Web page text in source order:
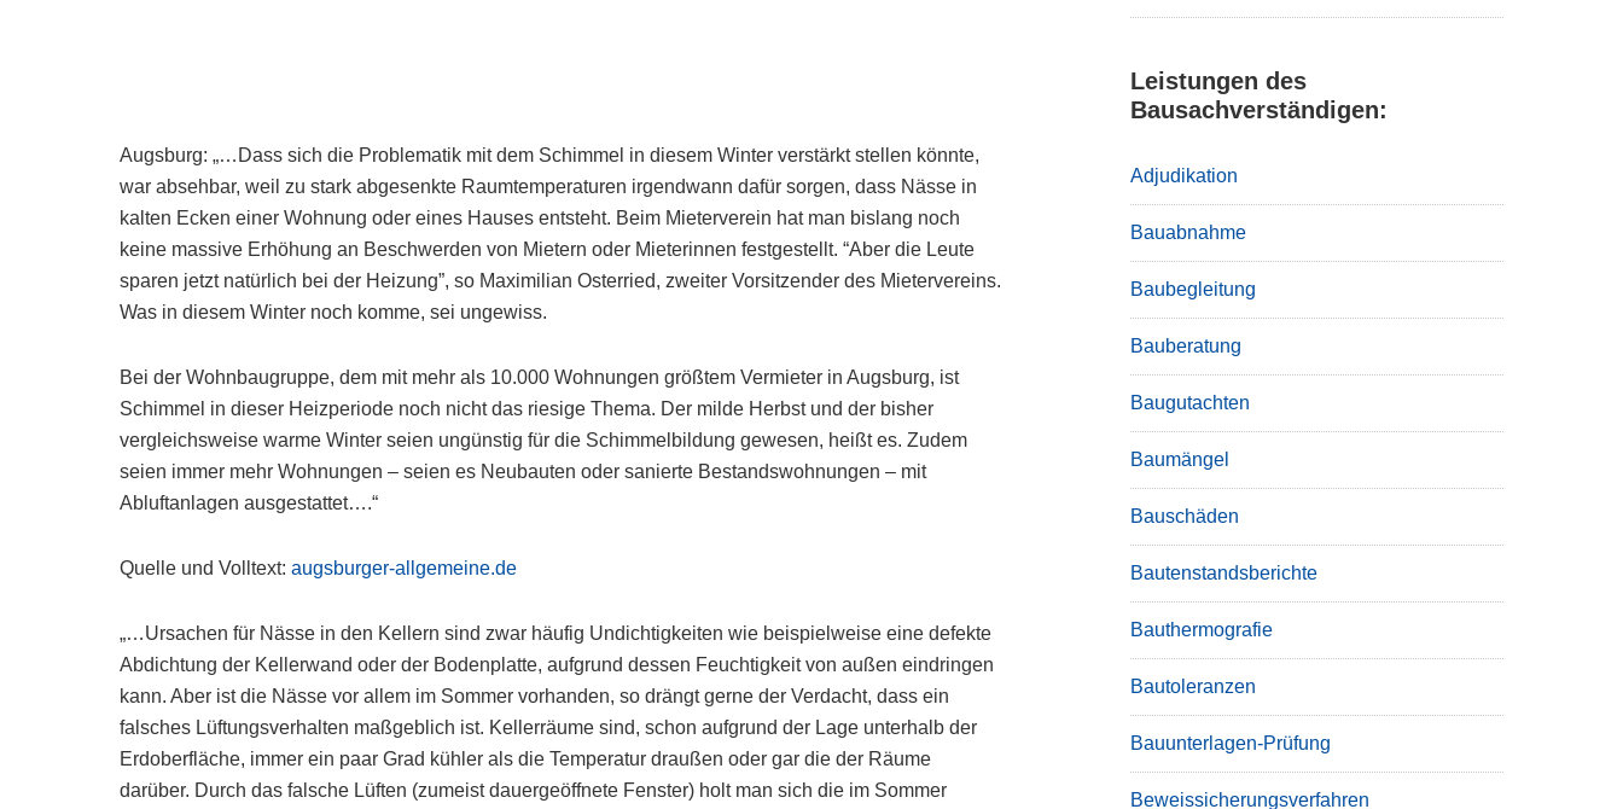
Augsburg: „…Dass sich die Problematik mit dem Schimmel in diesem Winter verstärkt stellen könnte,
war absehbar, weil zu stark abgesenkte Raumtemperaturen irgendwann dafür sorgen, dass Nässe in
kalten Ecken einer Wohnung oder eines Hauses entsteht. Beim Mieterverein hat man bislang noch
keine massive Erhöhung an Beschwerden von Mietern oder Mieterinnen festgestellt. “Aber die Leute
sparen jetzt natürlich bei der Heizung”, so Maximilian Osterried, zweiter Vorsitzender des Mietervereins.
Was in diesem Winter noch komme, sei ungewiss.
Bei der Wohnbaugruppe, dem mit mehr als 10.000 Wohnungen größtem Vermieter in Augsburg, ist
Schimmel in dieser Heizperiode noch nicht das riesige Thema. Der milde Herbst und der bisher
vergleichsweise warme Winter seien ungünstig für die Schimmelbildung gewesen, heißt es. Zudem
seien immer mehr Wohnungen – seien es Neubauten oder sanierte Bestandswohnungen – mit
Abluftanlagen ausgestattet….“
Quelle und Volltext:augsburger-allgemeine.de
„…Ursachen für Nässe in den Kellern sind zwar häufig Undichtigkeiten wie beispielweise eine defekte
Abdichtung der Kellerwand oder der Bodenplatte, aufgrund dessen Feuchtigkeit von außen eindringen
kann. Aber ist die Nässe vor allem im Sommer vorhanden, so drängt gerne der Verdacht, dass ein
falsches Lüftungsverhalten maßgeblich ist. Kellerräume sind, schon aufgrund der Lage unterhalb der
Erdoberfläche, immer ein paar Grad kühler als die Temperatur draußen oder gar die der Räume
darüber. Durch das falsche Lüften (zumeist dauergeöffnete Fenster) holt man sich die im Sommer
Leistungen des
Bausachverständigen:
Adjudikation
Bauabnahme
Baubegleitung
Bauberatung
Baugutachten
Baumängel
Bauschäden
Bautenstandsberichte
Bauthermografie
Bautoleranzen
Bauunterlagen-Prüfung
Beweissicherungsverfahren